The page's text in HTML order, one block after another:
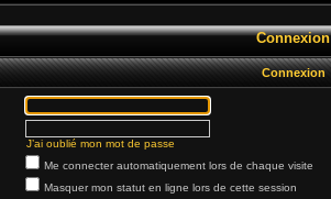
Connexion
Connexion
J’ai oublié mon mot de passe
Me connecter automatiquement lors de chaque visite
Masquer mon statut en ligne lors de cette session